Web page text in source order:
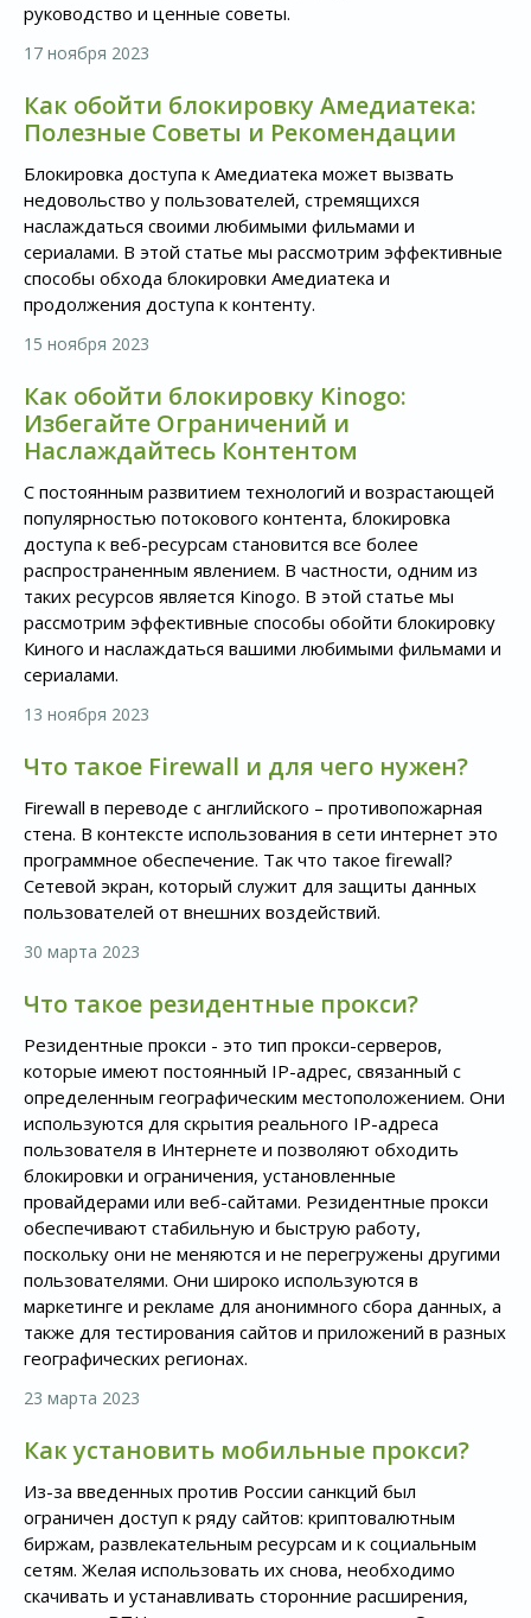
руководство и ценные советы.
17 ноября 2023
Как обойти блокировку Амедиатека:
Полезные Советы и Рекомендации
Блокировка доступа к Амедиатека может вызвать
недовольство у пользователей, стремящихся
наслаждаться своими любимыми фильмами и
сериалами. В этой статье мы рассмотрим эффективные
способы обхода блокировки Амедиатека и
продолжения доступа к контенту.
15 ноября 2023
Как обойти блокировку Kinogo:
Избегайте Ограничений и
Наслаждайтесь Контентом
С постоянным развитием технологий и возрастающей
популярностью потокового контента, блокировка
доступа к веб-ресурсам становится все более
распространенным явлением. В частности, одним из
таких ресурсов является Kinogo. В этой статье мы
рассмотрим эффективные способы обойти блокировку
Киного и наслаждаться вашими любимыми фильмами и
сериалами.
13 ноября 2023
Что такое Firewall и для чего нужен?
Firewall в переводе с английского – противопожарная
стена. В контексте использования в сети интернет это
программное обеспечение. Так что такое firewall?
Сетевой экран, который служит для защиты данных
пользователей от внешних воздействий.
30 марта 2023
Что такое резидентные прокси?
Резидентные прокси - это тип прокси-серверов,
которые имеют постоянный IP-адрес, связанный с
определенным географическим местоположением. Они
используются для скрытия реального IP-адреса
пользователя в Интернете и позволяют обходить
блокировки и ограничения, установленные
провайдерами или веб-сайтами. Резидентные прокси
обеспечивают стабильную и быструю работу,
поскольку они не меняются и не перегружены другими
пользователями. Они широко используются в
маркетинге и рекламе для анонимного сбора данных, а
также для тестирования сайтов и приложений в разных
географических регионах.
23 марта 2023
Как установить мобильные прокси?
Из-за введенных против России санкций был
ограничен доступ к ряду сайтов: криптовалютным
биржам, развлекательным ресурсам и к социальным
сетям. Желая использовать их снова, необходимо
скачивать и устанавливать сторонние расширения,